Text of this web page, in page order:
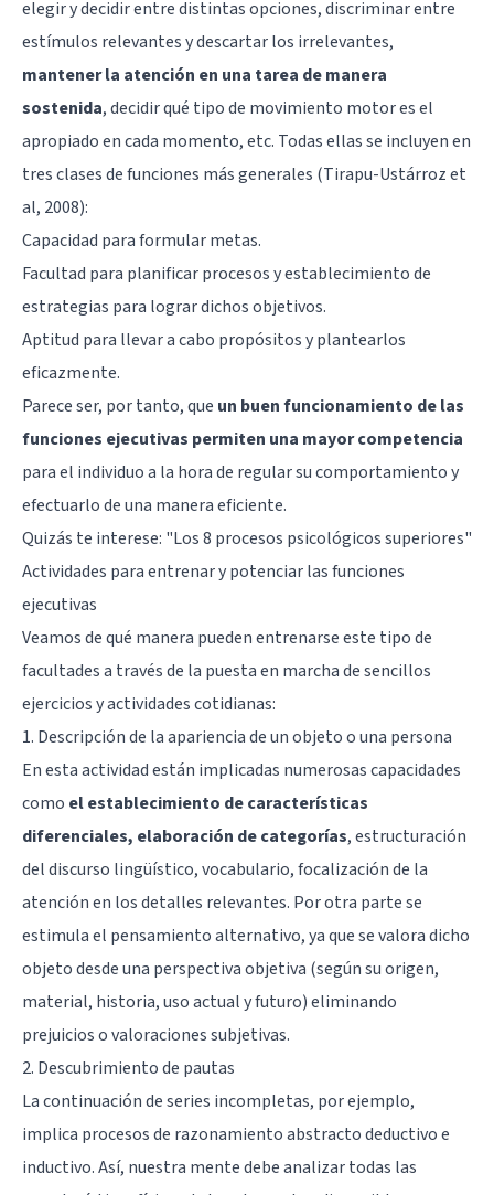
elegir y decidir entre distintas opciones, discriminar entre
estímulos relevantes y descartar los irrelevantes,
mantener la atención en una tarea de manera
sostenida, decidir qué tipo de movimiento motor es el
apropiado en cada momento, etc. Todas ellas se incluyen en
tres clases de funciones más generales (Tirapu-Ustárroz et
al, 2008):
Capacidad para formular metas.
Facultad para planificar procesos y establecimiento de
estrategias para lograr dichos objetivos.
Aptitud para llevar a cabo propósitos y plantearlos
eficazmente.
Parece ser, por tanto, que un buen funcionamiento de las
funciones ejecutivas permiten una mayor competencia
para el individuo a la hora de regular su comportamiento y
efectuarlo de una manera eficiente.
Quizás te interese: "Los 8 procesos psicológicos superiores"
Actividades para entrenar y potenciar las funciones
ejecutivas
Veamos de qué manera pueden entrenarse este tipo de
facultades a través de la puesta en marcha de sencillos
ejercicios y actividades cotidianas:
1. Descripción de la apariencia de un objeto o una persona
En esta actividad están implicadas numerosas capacidades
como el establecimiento de características
diferenciales, elaboración de categorías, estructuración
del discurso lingüístico, vocabulario, focalización de la
atención en los detalles relevantes. Por otra parte se
estimula el pensamiento alternativo, ya que se valora dicho
objeto desde una perspectiva objetiva (según su origen,
material, historia, uso actual y futuro) eliminando
prejuicios o valoraciones subjetivas.
2. Descubrimiento de pautas
La continuación de series incompletas, por ejemplo,
implica procesos de razonamiento abstracto deductivo e
inductivo. Así, nuestra mente debe analizar todas las